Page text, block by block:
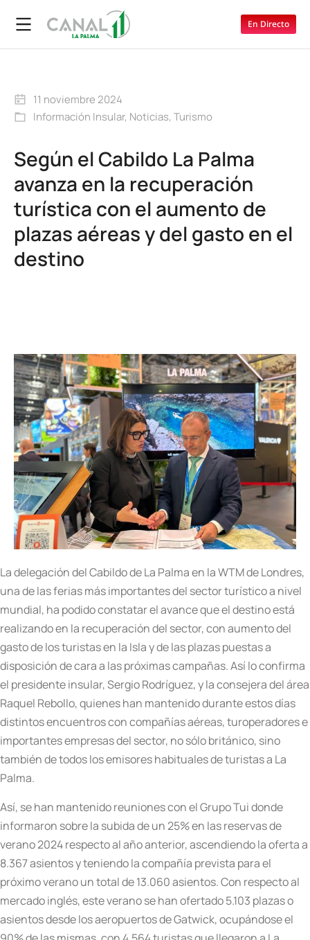
En Directo
11 noviembre 2024
Información Insular, Noticias, Turismo
Según el Cabildo La Palma
avanza en la recuperación
turística con el aumento de
plazas aéreas y del gasto en el
destino
La delegación del Cabildo de La Palma en la WTM de Londres,
una de las ferias más importantes del sector turístico a nivel
mundial, ha podido constatar el avance que el destino está
realizando en la recuperación del sector, con aumento del
gasto de los turistas en la Isla y de las plazas puestas a
disposición de cara a las próximas campañas. Así lo confirma
el presidente insular, Sergio Rodríguez, y la consejera del área
Raquel Rebollo, quienes han mantenido durante estos días
distintos encuentros con compañías aéreas, turoperadores e
importantes empresas del sector, no sólo británico, sino
también de todos los emisores habituales de turistas a La
Palma.
Así, se han mantenido reuniones con el Grupo Tui donde
informaron sobre la subida de un 25% en las reservas de
verano 2024 respecto al año anterior, ascendiendo la oferta a
8.367 asientos y teniendo la compañía prevista para el
próximo verano un total de 13.060 asientos. Con respecto al
mercado inglés, este verano se han ofertado 5.103 plazas o
asientos desde los aeropuertos de Gatwick, ocupándose el